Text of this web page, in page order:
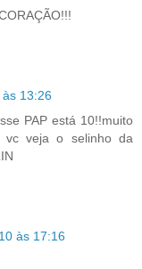
13:26
PAP está 10!!muito
vc veja o selinho da
às 17:16